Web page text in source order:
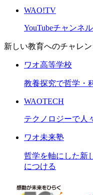
WAO!TV
YouTubeチャンネル
新しい教育へのチャレン
ワオ高等学校
教養探究で哲学・
WAOTECH
テクノロジーで人
ワオ未来塾
哲学を軸にした新
につける